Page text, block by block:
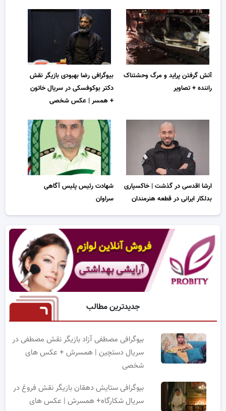
آتش گرفتن پراید و مرگ وحشتناک
راننده + تصاویر
بیوگرافی رضا بهبودی بازیگر نقش
دکتر بوکوفسکی در سریال خاتون
+ همسر | عکس شخصی
ارشا اقدسی در گذشت | خاکسپاری
بدلکار ایرانی در قطعه هنرمندان
شهادت رئیس پلیس آگاهی
سراوان
جدیدترین مطالب
بیوگرافی مصطفی آزاد بازیگر نقش مصطفی در
سریال دستچین | همسرش + عکس های
شخصی
بیوگرافی ستایش دهقان بازیگر نقش فروغ در
سریال شکارگاه+ همسرش | عکس های